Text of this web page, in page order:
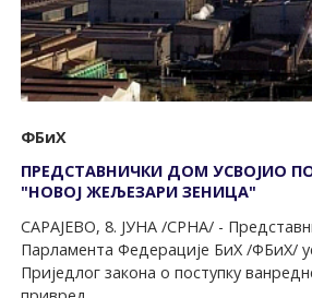
ФБиХ
ПРЕДСТАВНИЧКИ ДОМ УСВОЈИО
"НОВОЈ ЖЕЉЕЗАРИ ЗЕНИЦА"
САРАЈЕВО, 8. ЈУНА /СРНА/ -
Парламента Федерације БиХ /ФБиХ/
Приједлог закона о поступку